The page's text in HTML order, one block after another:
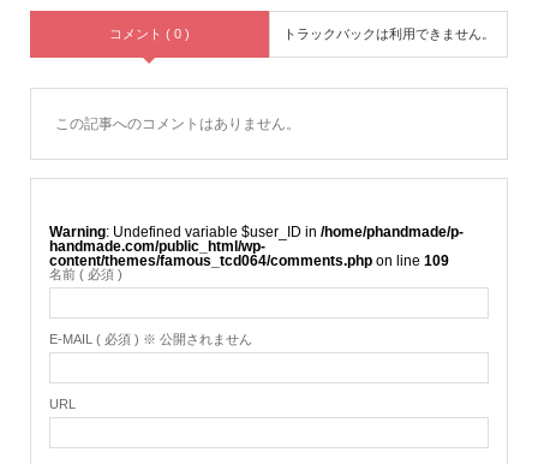
コメント ( 0 ) トラックバックは利用できません。
この記事へのコメントはありません。
Warning : Undefined variable $user_ID in /home/phandmade/p-
handmade.com/public_html/wp-
content/themes/famous_tcd064/comments.phpon line 109
名前 ( 必須 )
E-MAIL ( 必須 ) ※ 公開されません
URL